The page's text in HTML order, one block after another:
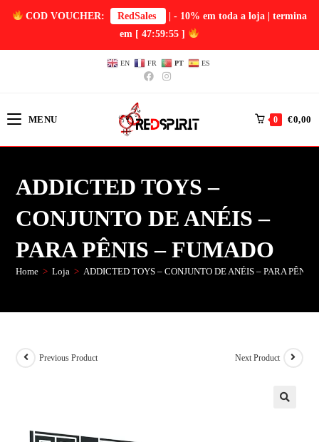
COD VOUCHER: RedSales
| - 10% em toda a loja | termina
em [ 47:59:54 ]
EN FR PT ES
MENU 0 €0,00
ADDICTED TOYS –
CONJUNTO DE ANÉIS –
PARA PÊNIS – FUMADO
Home > Loja > ADDICTED TOYS – CONJUNTO DE ANÉIS – PARA PÊNIS
Previous Product Next Product